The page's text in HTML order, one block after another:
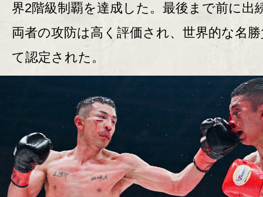
界2階級制覇を達成した。最後まで前に出
両者の攻防は高く評価され、世界的な名
て認定された。